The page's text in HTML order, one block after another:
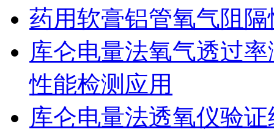
药用软膏铝管氧气阻
库仑电量法氧气透过
性能检测应用
库仑电量法透氧仪验